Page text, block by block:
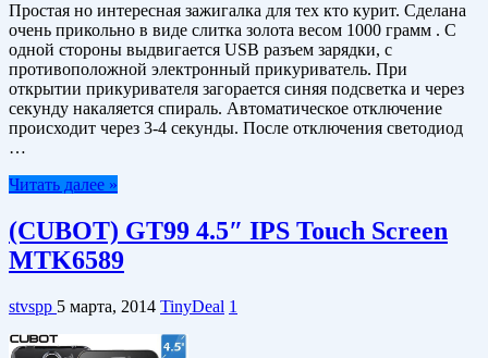
Простая но интересная зажигалка для тех кто курит. Сделана
очень прикольно в виде слитка золота весом 1000 грамм . С
одной стороны выдвигается USB разъем зарядки, с
противоположной электронный прикуриватель. При
открытии прикуривателя загорается синяя подсветка и через
секунду накаляется спираль. Автоматическое отключение
происходит через 3-4 секунды. После отключения светодиод
…
Читать далее »
(CUBOT) GT99 4.5″ IPS Touch Screen
MTK6589
stvspp 5 марта, 2014 TinyDeal 1